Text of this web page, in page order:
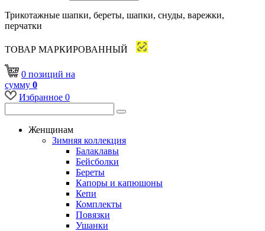
Трикотажные шапки, береты, шапки, снуды, варежки,
перчатки
ТОВАР МАРКИРОВАННЫЙ
0 позиций на
сумму 0
Избранное 0
Женщинам
Зимняя коллекция
Балаклавы
Бейсболки
Береты
Капоры и капюшоны
Кепи
Комплекты
Повязки
Ушанки